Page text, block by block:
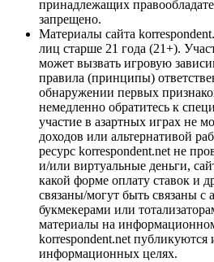
принадлежащих
запрещено.
Материалы сайта
лиц старше 21 года (21+).
может вызвать игровую
правила (принципы)
обнаружении первых
немедленно обратитесь к
участие в азартных играх не
доходов или альтернативой
ресурс korrespondent.net не
и/или виртуальные деньги,
какой форме оплату ставок и
связаны/могут быть связаны с
букмекерами или
материалы на
korrespondent.net публикуются
информационных целях.